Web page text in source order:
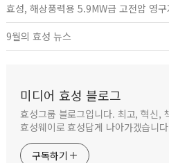
효성, 해상풍력용 5.9MW급 고전압 영
9월의 효성 뉴스
미디어 효성 블로그
효성그룹 블로그입니다. 최고, 혁신,
효성웨이로 효성답게 나아가겠습니
구독하기